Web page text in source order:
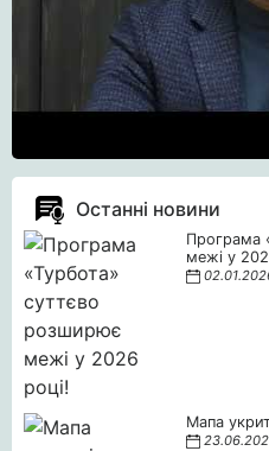
Останні новини
Програма
межі у
Мапа